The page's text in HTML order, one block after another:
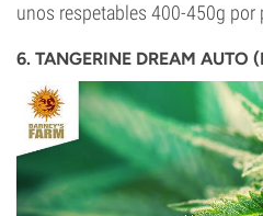
unos respetables 400-450g por
6. TANGERINE DREAM AUTO